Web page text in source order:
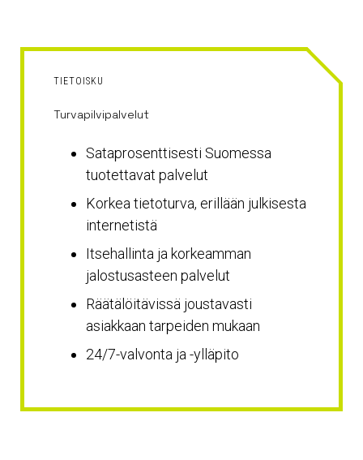
TIETOISKU
Turvapilvipalvelut
Sataprosenttisesti Suomessa
tuotettavat palvelut
Korkea tietoturva, erillään julkisesta
internetistä
Itsehallinta ja korkeamman
jalostusasteen palvelut
Räätälöitävissä joustavasti
asiakkaan tarpeiden mukaan
24/7-valvonta ja -ylläpito